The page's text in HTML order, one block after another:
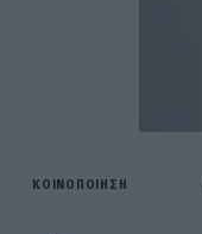
ΚΟΙΝΟΠΟΊΗΣΗ